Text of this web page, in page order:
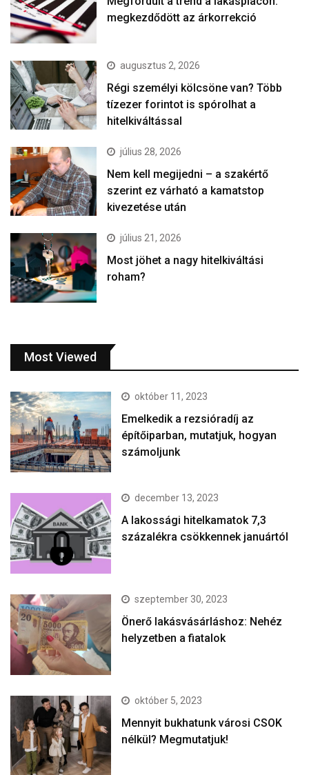
megkezdődött az árkorrekció
augusztus 2, 2026
Régi személyi kölcsöne van? Több
tízezer forintot is spórolhat a
hitelkiváltással
július 28, 2026
Nem kell megijedni – a szakértő
szerint ez várható a kamatstop
kivezetése után
július 21, 2026
Most jöhet a nagy hitelkiváltási
roham?
Most Viewed
október 11, 2023
Emelkedik a rezsióradíj az
építőiparban, mutatjuk, hogyan
számoljunk
december 13, 2023
A lakossági hitelkamatok 7,3
százalékra csökkennek januártól
szeptember 30, 2023
Önerő lakásvásárláshoz: Nehéz
helyzetben a fiatalok
október 5, 2023
Mennyit bukhatunk városi CSOK
nélkül? Megmutatjuk!